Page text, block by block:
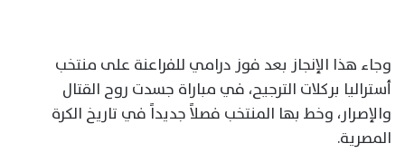
وجاء هذا الإنجاز بعد فوز درامي للفراعنة على منتخب
أستراليا بركلات الترجيح، في مباراة جسدت روح القتال
والإصرار، وخط بها المنتخب فصلاً جديداً في تاريخ الكرة
المصرية.